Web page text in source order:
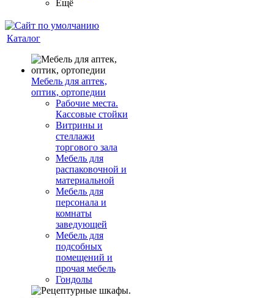
Ещё
Каталог
Мебель для аптек,
оптик, ортопедии
Рабочие места.
Кассовые стойки
Витрины и
стеллажи
торгового зала
Мебель для
распаковочной и
материальной
Мебель для
персонала и
комнаты
заведующей
Мебель для
подсобных
помещений и
прочая мебель
Гондолы